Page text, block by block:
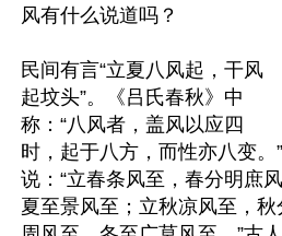
风有什么说道吗？
民间有言“立夏八风起，干风
起坟头”。《吕氏春秋》中
称：“八风者，盖风以应四
时，起于八方，而性亦八变。
说：“立春条风至，春分明庶
夏至景风至；立秋凉风至，